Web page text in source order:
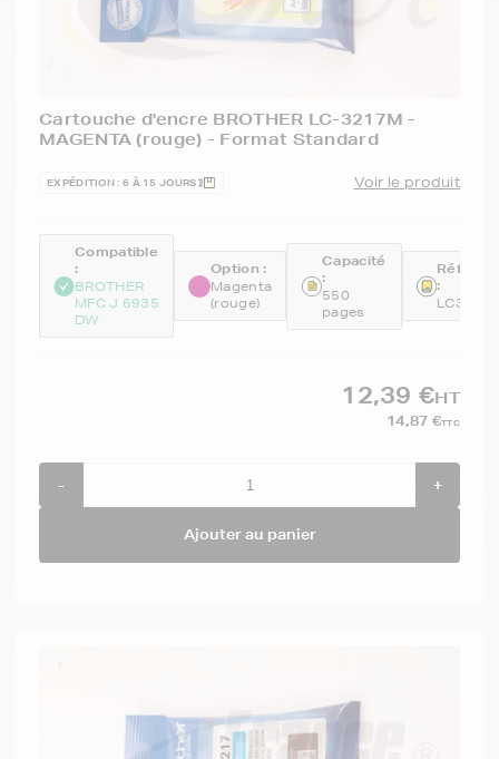
Cartouche d'encre BROTHER LC-3217M -
MAGENTA (rouge) - Format Standard
EXPÉDITION : 6 À 15 JOURS Voir le produit
Compatible
:
BROTHER
MFC J 6935
DW
Option :
Magenta
(rouge)
Capacité
:
550
pages
:
12,39 €HT
14,87 €TTC
- +
Ajouter au panier